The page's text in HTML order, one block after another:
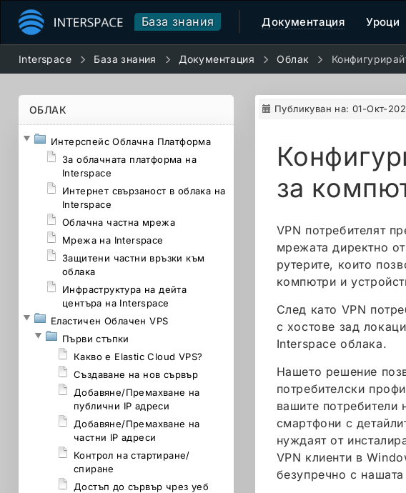
База знания Документация Уроци
Interspace База знания Документация Облак
ОБЛАК
Интерспейс Облачна Платформа
За облачната платформа на
Interspace
Интернет свързаност в облака на
Interspace
Облачна частна мрежа
Мрежа на Interspace
Защитени частни връзки към
облака
Инфраструктура на дейта
центъра на Interspace
Еластичен Облачен VPS
Първи стъпки
Какво е Elastic Cloud VPS?
Създаване на нов сървър
Добавяне/Премахване на
публични IP адреси
Добавяне/Премахване на
частни IP адреси
Контрол на стартиране/
спиране
Достъп до сървър чрез уеб
Публикуван на: 01-Окт-
за
VPN потребителят
мрежата директно
рутерите, които
компютри и
След като VPN
с хостове зад
Interspace облака.
Нашето решение
потребителски
вашите потребители
смартфони с
нуждаят от
VPN клиенти в
безупречно с